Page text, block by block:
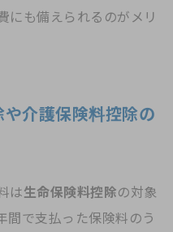
にも備えられるのがメリ
介護保険料控除の
は生命保険料控除の対象
間で支払った保険料のう